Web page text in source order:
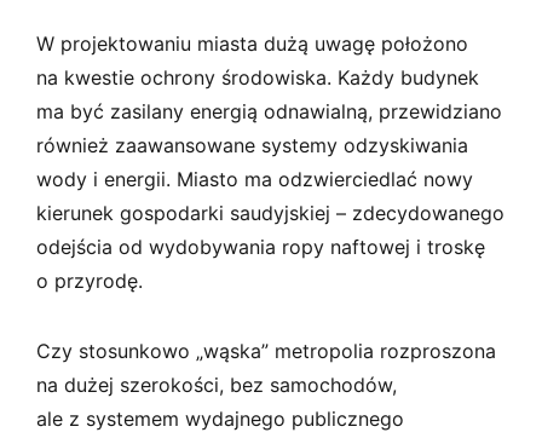
W projektowaniu miasta dużą uwagę położono
na kwestie ochrony środowiska. Każdy budynek
ma być zasilany energią odnawialną, przewidziano
również zaawansowane systemy odzyskiwania
wody i energii. Miasto ma odzwierciedlać nowy
kierunek gospodarki saudyjskiej – zdecydowanego
odejścia od wydobywania ropy naftowej i troskę
o przyrodę.
Czy stosunkowo „wąska” metropolia rozproszona
na dużej szerokości, bez samochodów,
ale z systemem wydajnego publicznego